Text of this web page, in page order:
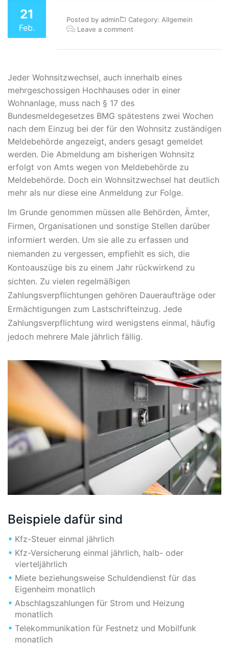
21
Feb.
Posted by admin Category: Allgemein
Leave a comment
Jeder Wohnsitzwechsel, auch innerhalb eines
mehrgeschossigen Hochhauses oder in einer
Wohnanlage, muss nach § 17 des
Bundesmeldegesetzes BMG spätestens zwei Wochen
nach dem Einzug bei der für den Wohnsitz zuständigen
Meldebehörde angezeigt, anders gesagt gemeldet
werden. Die Abmeldung am bisherigen Wohnsitz
erfolgt von Amts wegen von Meldebehörde zu
Meldebehörde. Doch ein Wohnsitzwechsel hat deutlich
mehr als nur diese eine Anmeldung zur Folge.
Im Grunde genommen müssen alle Behörden, Ämter,
Firmen, Organisationen und sonstige Stellen darüber
informiert werden. Um sie alle zu erfassen und
niemanden zu vergessen, empfiehlt es sich, die
Kontoauszüge bis zu einem Jahr rückwirkend zu
sichten. Zu vielen regelmäßigen
Zahlungsverpflichtungen gehören Daueraufträge oder
Ermächtigungen zum Lastschrifteinzug. Jede
Zahlungsverpflichtung wird wenigstens einmal, häufig
jedoch mehrere Male jährlich fällig.
Beispiele dafür sind
Kfz-Steuer einmal jährlich
Kfz-Versicherung einmal jährlich, halb- oder
vierteljährlich
Miete beziehungsweise Schuldendienst für das
Eigenheim monatlich
Abschlagszahlungen für Strom und Heizung
monatlich
Telekommunikation für Festnetz und Mobilfunk
monatlich